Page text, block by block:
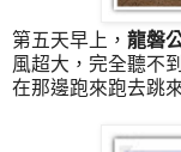
第五天早上， 龍磐
風超大，完全聽不
在那邊跑來跑去跳